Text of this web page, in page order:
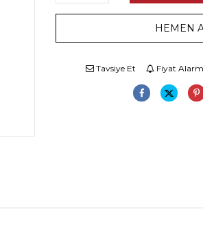
HEMEN
Tavsiye Et Fiyat